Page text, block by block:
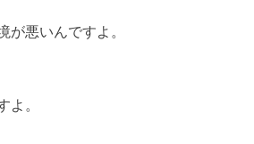
が悪いんですよ。
よ。